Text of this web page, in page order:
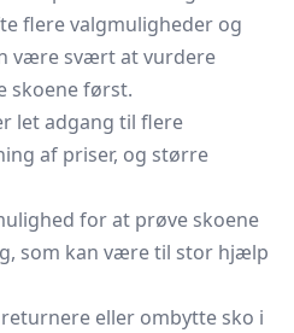
flere valgmuligheder og
være svært at vurdere
skoene først.
let adgang til flere
af priser, og større
for at prøve skoene
som kan være til stor hjælp
eller ombytte sko i